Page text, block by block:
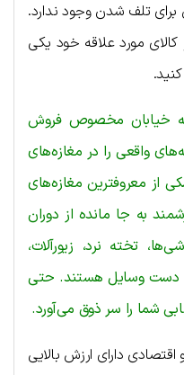
تلف شدن وجود ندارد.
مورد علاقه خود یکی
به خیابان مخصوص فروش
عتیقه بروند. شما می‌توانید گنجینه‌های واقعی را در مغازه‎‌های
از معروفترین مغازه‌های
به جا مانده از دوران
تخته نرد، زیورآلات،
دست وسایل هستند. حتی
شما را سر ذوق می‌آورد.
اقتصادی دارای ارزش بالایی